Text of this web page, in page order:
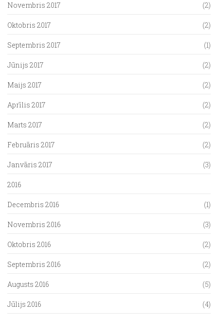
Novembris 2017 (2)
Oktobris 2017 (2)
Septembris 2017 (1)
Jūnijs 2017 (2)
Maijs 2017 (2)
Aprīlis 2017 (2)
Marts 2017 (2)
Februāris 2017 (2)
Janvāris 2017 (3)
2016
Decembris 2016 (1)
Novembris 2016 (3)
Oktobris 2016 (2)
Septembris 2016 (2)
Augusts 2016 (5)
Jūlijs 2016 (4)